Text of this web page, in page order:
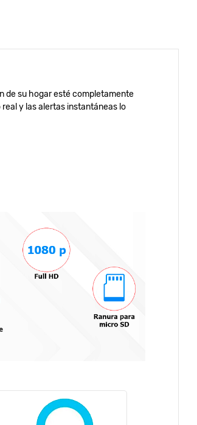
de su hogar esté completamente
y las alertas instantáneas lo